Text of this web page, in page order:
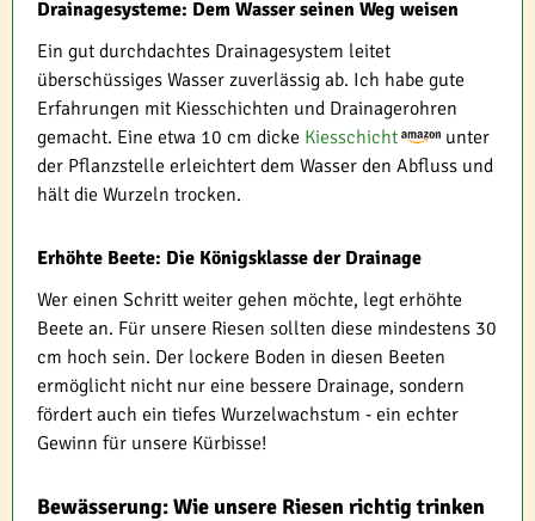
Drainagesysteme: Dem Wasser seinen Weg weisen
Ein gut durchdachtes Drainagesystem leitet
überschüssiges Wasser zuverlässig ab. Ich habe gute
Erfahrungen mit Kiesschichten und Drainagerohren
gemacht. Eine etwa 10 cm dicke Kiesschicht
unter
der Pflanzstelle erleichtert dem Wasser den Abfluss und
hält die Wurzeln trocken.
Erhöhte Beete: Die Königsklasse der Drainage
Wer einen Schritt weiter gehen möchte, legt erhöhte
Beete an. Für unsere Riesen sollten diese mindestens 30
cm hoch sein. Der lockere Boden in diesen Beeten
ermöglicht nicht nur eine bessere Drainage, sondern
fördert auch ein tiefes Wurzelwachstum - ein echter
Gewinn für unsere Kürbisse!
Bewässerung: Wie unsere Riesen richtig trinken